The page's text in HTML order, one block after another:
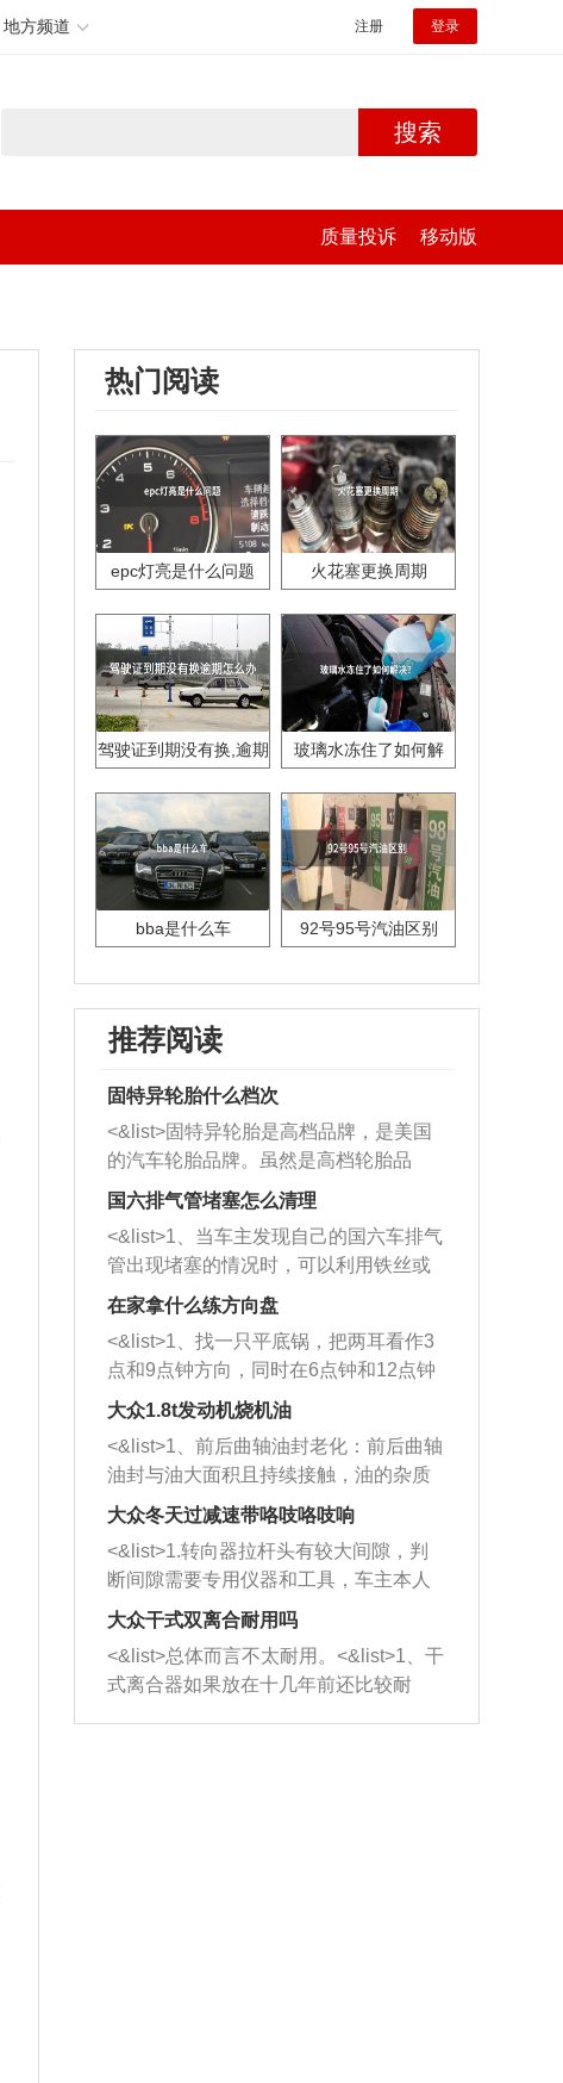
地方频道 注册 登录
搜索
质量投诉 移动版
热门阅读
epc灯亮是什么问题 火花塞更换周期
驾驶证到期没有换,逾期
玻璃水冻住了如何解
bba是什么车 92号95号汽油区别
推荐阅读
固特异轮胎什么档次
<&list>固特异轮胎是高档品牌，是美国
的汽车轮胎品牌。虽然是高档轮胎品
牌，但是中高低端的轮胎都有生产，这
也是为了更好的开拓市场。
国六排气管堵塞怎么清理
<&list>1、当车主发现自己的国六车排气
管出现堵塞的情况时，可以利用铁丝或
者是细棍，直接将杂物给取出来，如果
堵塞情况比较严重，也可以采取应急措
施。 <&list>2、直接利用木棍将所有的
杂物推到排气管里面的位置处，然后将
三元催化器拆解开，就可以将堵塞的东
西取出来。但如果是因为积碳过多引起
的堵塞，就需要将三元催化器泡在草酸
洗剂对堵塞的情况得到解决，将清洗剂
放在燃油箱中，与燃油混合后，车辆启
动时，就可以和汽油一起进入到燃烧
室，最后形成废气排出，就可以让三元
催化器得到清洗，排气管堵塞的情况就
能够得到解决。
在家拿什么练方向盘
<&list>1、找一只平底锅，把两耳看作3
点和9点钟方向，同时在6点钟和12点钟
方向做一个标记。 <&list>2、双手握住
一圈半的练习，往右同样也要打相同的
圈数。 <&list>3、最后强调要反复练
习，这样就可以形成肌肉记忆，在真实
驾驶车辆时，不需要记忆也能打好方
向。
大众1.8t发动机烧机油
<&list>1、前后曲轴油封老化：前后曲轴
油封与油大面积且持续接触，油的杂质
和发动机内持续温度变化使其密封效果
逐渐减弱，导致渗油或漏油。<&list>2、
活塞间隙过大：积碳会使活塞环与缸体
的间隙扩大，导致机油流入燃烧室中，
造成烧机油。<&list>3、机油粘度。使用
机油粘度过小的话，同样会有烧机油现
象，机油粘度过小具有很好的流动性，
大众冬天过减速带咯吱咯吱响
<&list>1.转向器拉杆头有较大间隙，判
断间隙需要专用仪器和工具，车主本人
无法制作，需要将车辆送到修理厂或4s
店；<&list>2.车辆半轴套管防尘罩破
裂，破裂后会出现漏油现象，使半轴磨
损严重，磨损的半轴容易损坏，产生异
响；<&list>3.稳定器的转向胶套和球头
大众干式双离合耐用吗
<&list>总体而言不太耐用。<&list>1、干
式离合器如果放在十几年前还比较耐